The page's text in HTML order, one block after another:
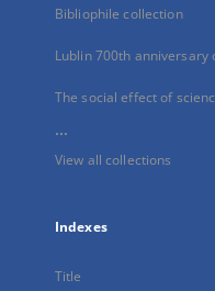
Bibliophile collection
Lublin 700th anniversary
The social effect of
...
View all collections
Indexes
Title